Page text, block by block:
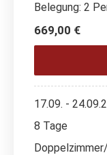
Belegung: 2
669,00 €
17.09. -
8 Tage